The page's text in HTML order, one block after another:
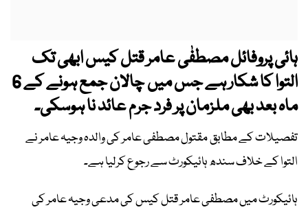
ہائی پروفائل مصطفٰی عامر قتل کیس ابھی تک
التوا کا شکار ہے جس میں چالان جمع ہونے کے 6
ماہ بعد بھی ملزمان پر فرد جرم عائد نا ہوسکی۔
تفصیلات کے مطابق مقتول مصطفی عامر کی والدہ وجیہ عامر نے
التوا کے خلاف سندھ ہائیکورٹ سے رجوع کرلیا ہے۔
ہائیکورٹ میں مصطفی عامر قتل کیس کی مدعی وجیہ عامر کی